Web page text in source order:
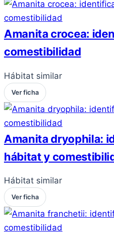
Amanita crocea:
comestibilidad
Hábitat similar
Ver ficha
Amanita dryophila:
hábitat y
Hábitat similar
Ver ficha